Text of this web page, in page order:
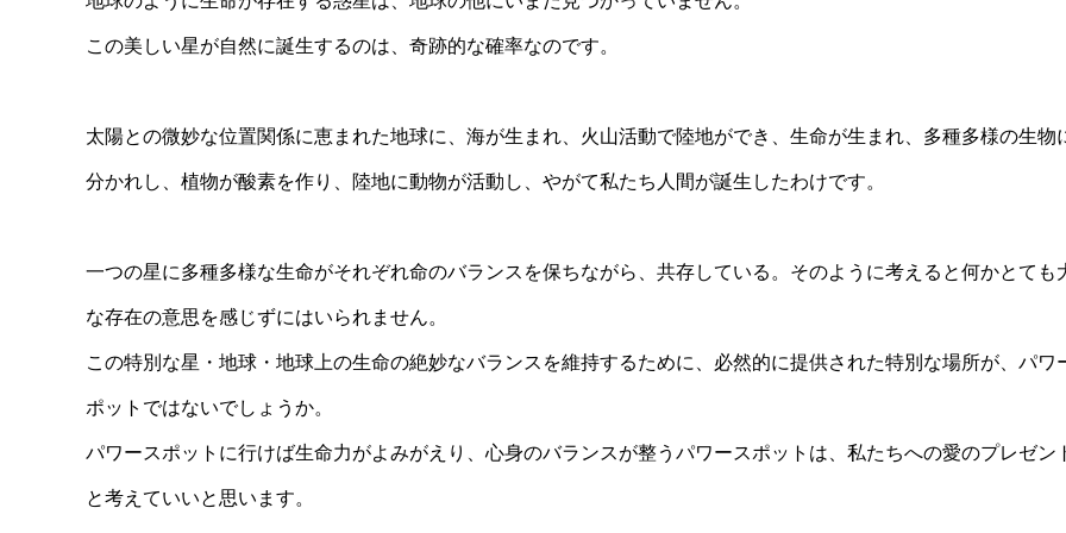
この美しい星が自然に誕生するのは、奇跡的な確率なのです。
太陽との微妙な位置関係に恵まれた地球に、海が生まれ、火山活動で陸地ができ、生命が生まれ、多種多様の生物
分かれし、植物が酸素を作り、陸地に動物が活動し、やがて私たち人間が誕生したわけです。
一つの星に多種多様な生命がそれぞれ命のバランスを保ちながら、共存している。そのように考えると何かとても
な存在の意思を感じずにはいられません。
この特別な星・地球・地球上の生命の絶妙なバランスを維持するために、必然的に提供された特別な場所が、パワ
ポットではないでしょうか。
パワースポットに行けば生命力がよみがえり、心身のバランスが整うパワースポットは、私たちへの愛のプレゼン
と考えていいと思います。